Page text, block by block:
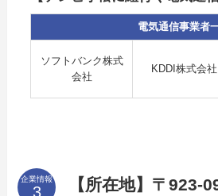
電気通信事業者
ソフトバンク株式
会社
KDDI株式会社
企業情報
【所在地】〒923-